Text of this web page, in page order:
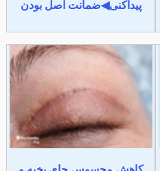
پیداکنی◀ضمانت اصل بودن